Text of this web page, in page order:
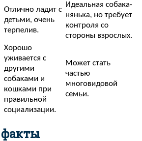
Отлично ладит с
детьми, очень
терпелив.
Идеальная собака-
нянька, но требует
контроля со
стороны взрослых.
Хорошо
уживается с
другими
собаками и
кошками при
правильной
социализации.
Может стать
частью
многовидовой
семьи.